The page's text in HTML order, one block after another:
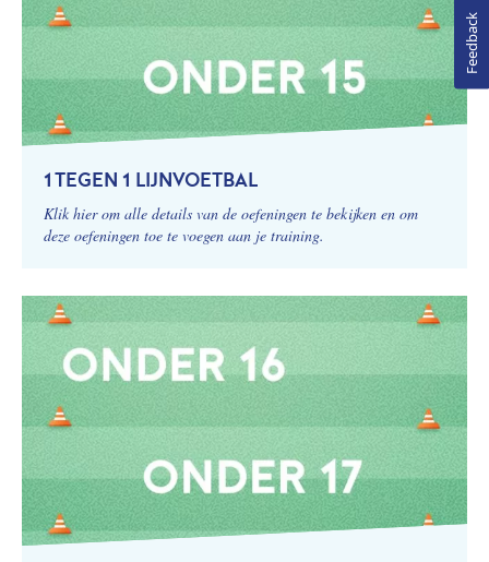
1 TEGEN 1 LIJNVOETBAL
Klik hier om alle details van de oefeningen te bekijken en om
deze oefeningen toe te voegen aan je training.
Feedback